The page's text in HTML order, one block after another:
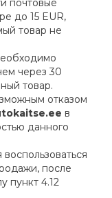
почтовые
до 15 EUR,
товар не
через 30
товар.
отказом
в
данного
после
пункт 4.12